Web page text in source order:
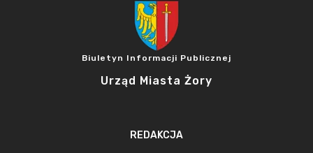
Biuletyn Informacji Publicznej
Urząd Miasta Żory
REDAKCJA